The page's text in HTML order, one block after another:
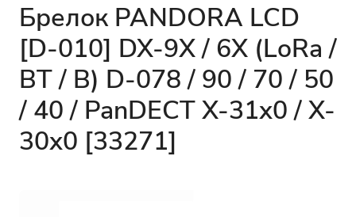
Брелок PANDORA LCD
[D-010] DX-9X / 6X (LoRa /
BT / B) D-078 / 90 / 70 / 50
/ 40 / PanDECT X-31x0 / X-
30x0 [33271]